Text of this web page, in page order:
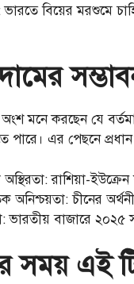
ভারতে বিয়ের মরশুমে
মনে করছেন যে
পারে। এর পেছনে
রাশিয়া-
অনিশ্চয়তা: চীনের
ভারতীয় বাজারে
সময় এই